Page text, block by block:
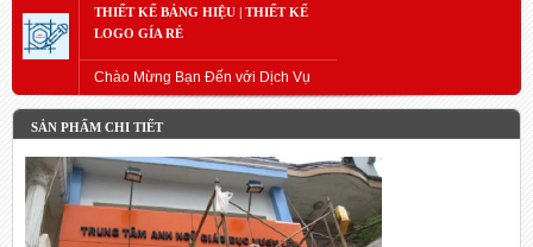
THIẾT KẾ BẢNG HIỆU | THIẾT KẾ
LOGO GÍA RẺ
Chào Mừng Bạn Đến với Dịch Vụ
SẢN PHẨM CHI TIẾT